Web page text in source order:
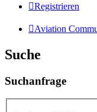
Registrieren
Aviation
Suche
Suchanfrage